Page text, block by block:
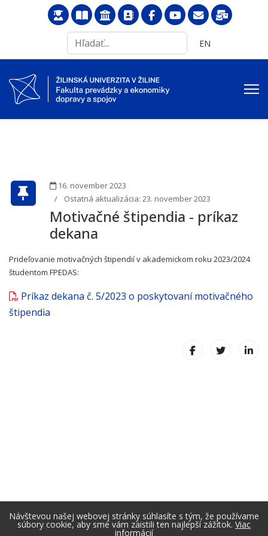
...
Vyberte váš jazyk
EN
16. november 2023
Ostatná aktualizácia: 23. november 2023
Motivačné štipendia - príkaz
dekana
Prideľovanie motivačných štipendií v akademickom roku 2023/2024
študentom FPEDAS:
Príkaz dekana č. 5/2023 o poskytovaní motivačného
štipendia
Návštevou našej webovej stránky súhlasíte s tým, že používame
súbory cookie, aby sme vám zaistili ten najlepší zážitok. Viac
informácií